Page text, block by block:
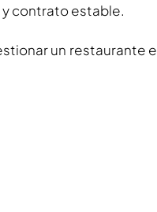
y contrato estable.
un restaurante